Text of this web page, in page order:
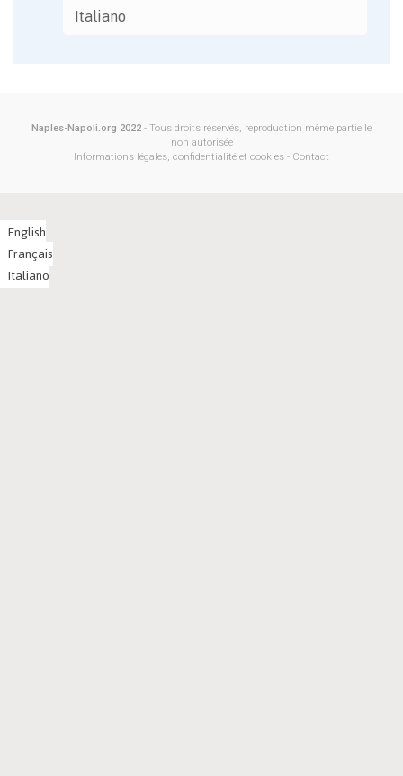
Italiano
Naples-Napoli.org 2022 - Tous droits réservés, reproduction même partielle
non autorisée
Informations légales, confidentialité et cookies - Contact
English
Français
Italiano